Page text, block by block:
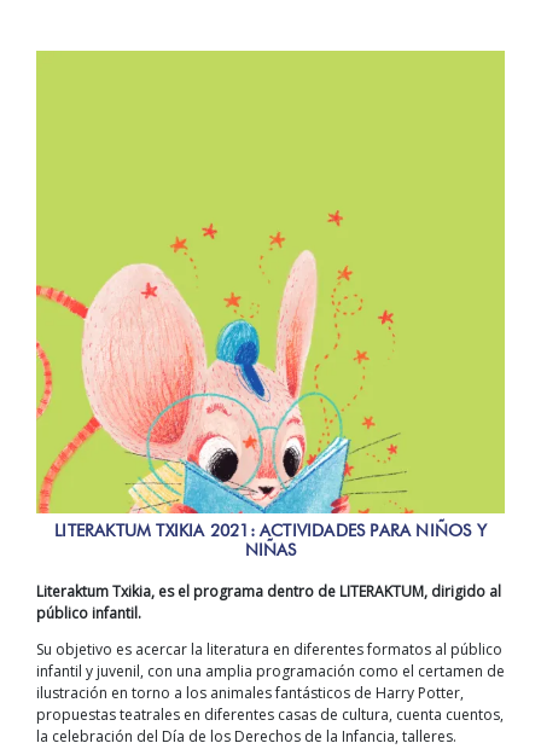
LITERAKTUM TXIKIA 2021: ACTIVIDADES PARA NIÑOS Y
NIÑAS
Literaktum Txikia, es el programa dentro de LITERAKTUM, dirigido al
público infantil.
Su objetivo es acercar la literatura en diferentes formatos al público
infantil y juvenil, con una amplia programación como el certamen de
ilustración en torno a los animales fantásticos de Harry Potter,
propuestas teatrales en diferentes casas de cultura, cuenta cuentos,
la celebración del Día de los Derechos de la Infancia, talleres.